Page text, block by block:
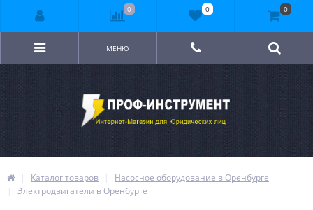
МЕНЮ
Каталог товаров
Насосное оборудование в Оренбурге
Электродвигатели в Оренбурге
0 0 0